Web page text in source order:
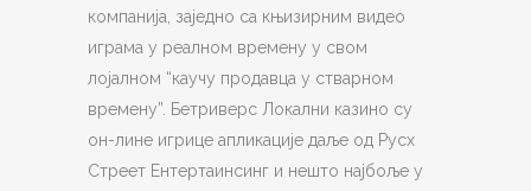
компанија, заједно са књизирним видео
играма у реалном времену у свом
лојалном “каучу продавца у стварном
времену”. Бетриверс Локални казино су
он-лине игрице апликације даље од Русх
Стреет Ентертаинсинг и нешто најбоље у